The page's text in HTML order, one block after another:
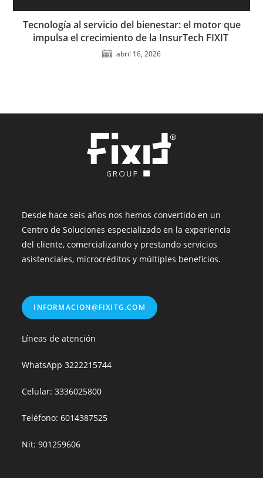
Tecnología al servicio del bienestar: el motor que
impulsa el crecimiento de la InsurTech FIXIT
abril 16, 2026
Desde hace seis años nos hemos convertido en un
Centro de Soluciones especializado en la experiencia
del cliente, comercializando y prestando servicios
asistenciales, microcréditos y múltiples beneficios.
INFORMACION@FIXITG.COM
Líneas de atención
WhatsApp3222215744
Celular: 3336025800
Teléfono: 6014387525
Nit: 901259606